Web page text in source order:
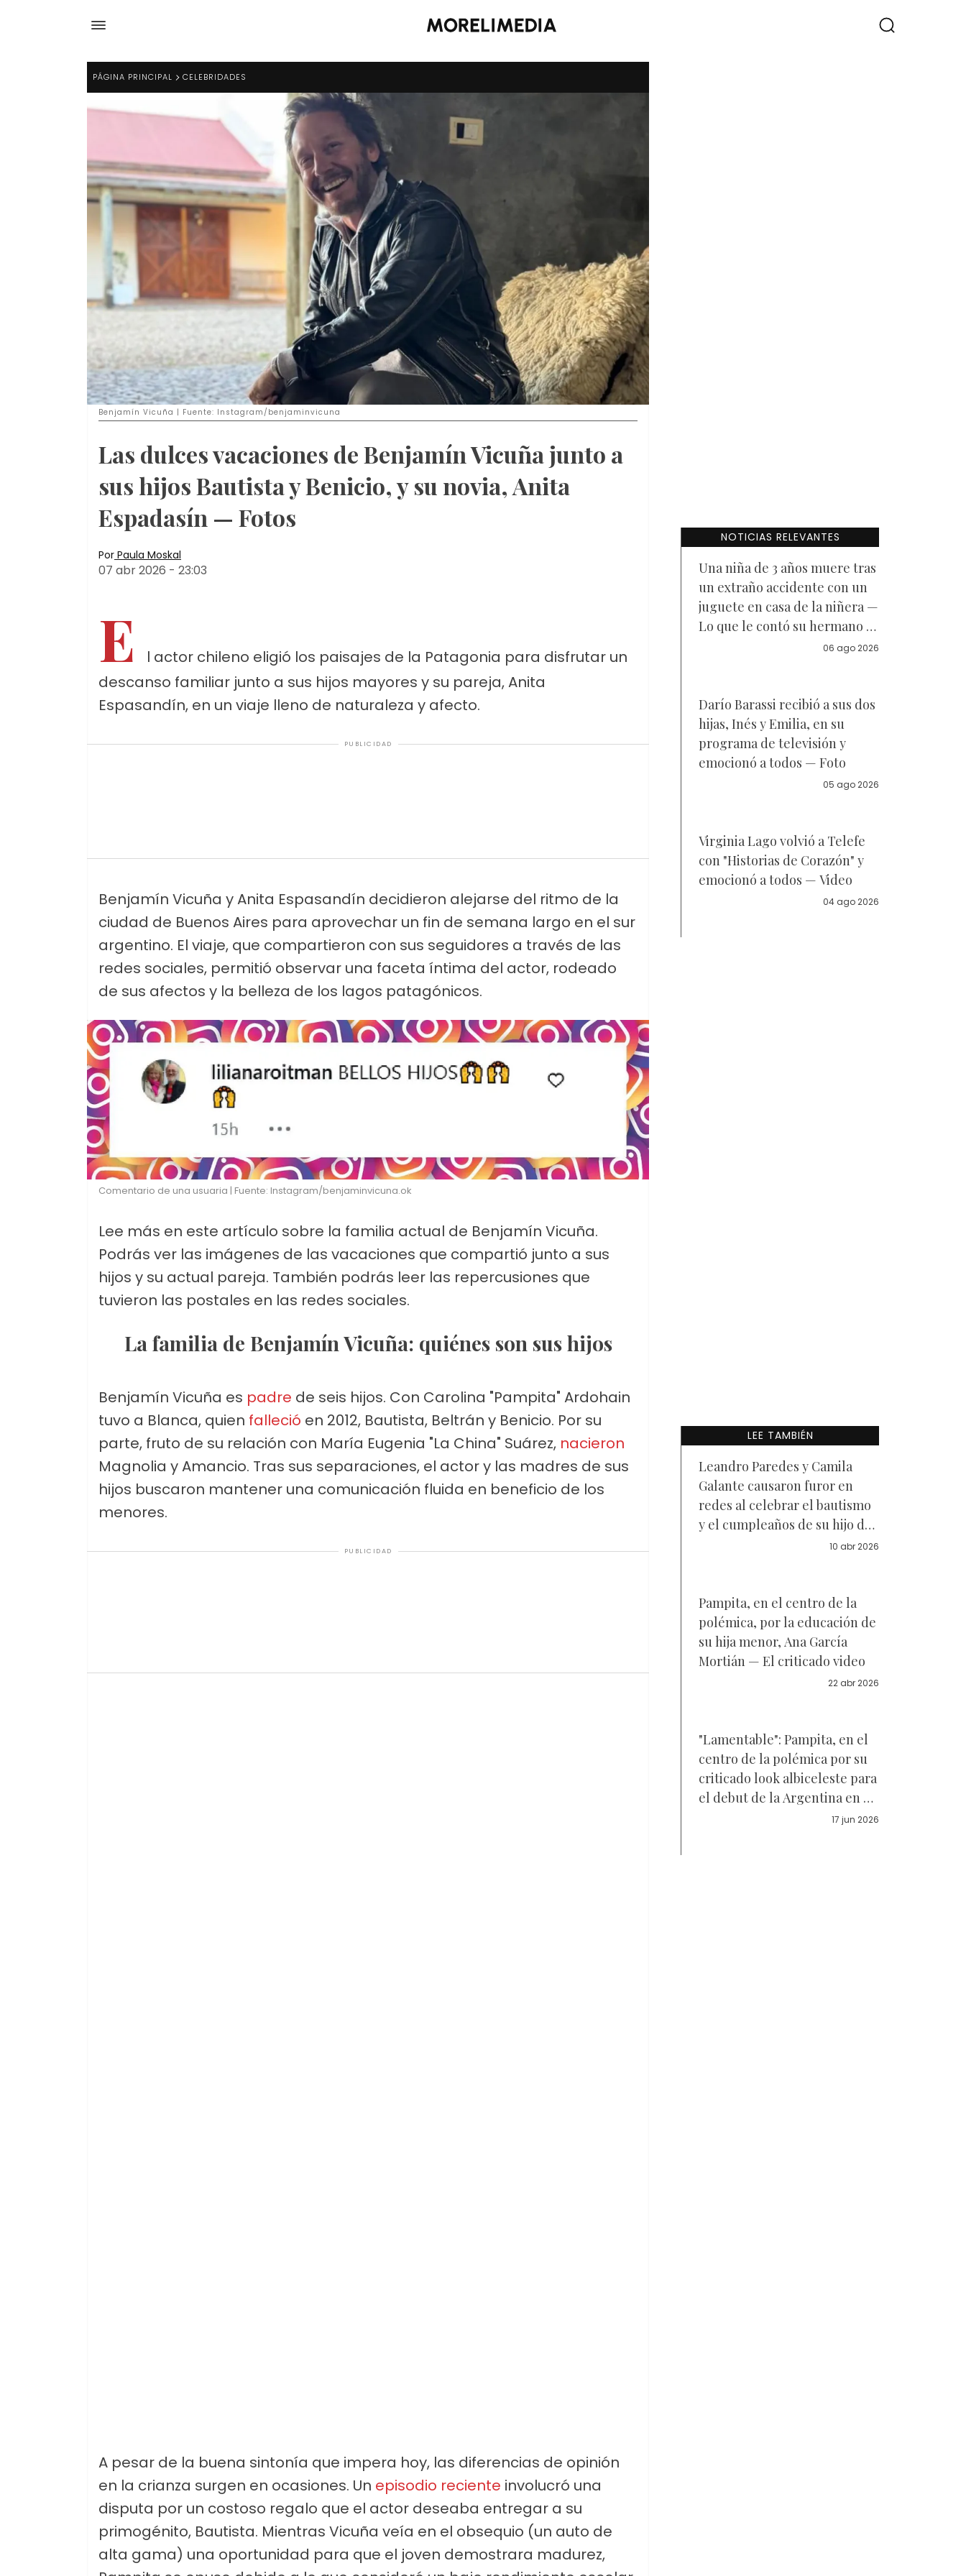
PÁGINA PRINCIPAL CELEBRIDADES
Benjamín Vicuña | Fuente: Instagram/benjaminvicuna
Las dulces vacaciones de Benjamín Vicuña junto a
sus hijos Bautista y Benicio, y su novia, Anita
Espadasín — Fotos
Por Paula Moskal
07 abr 2026 - 23:03
E
l actor chileno eligió los paisajes de la Patagonia para disfrutar un
descanso familiar junto a sus hijos mayores y su pareja, Anita
Espasandín, en un viaje lleno de naturaleza y afecto.
PUBLICIDAD
Benjamín Vicuña y Anita Espasandín decidieron alejarse del ritmo de la
ciudad de Buenos Aires para aprovechar un fin de semana largo en el sur
argentino. El viaje, que compartieron con sus seguidores a través de las
redes sociales, permitió observar una faceta íntima del actor, rodeado
de sus afectos y la belleza de los lagos patagónicos.
Comentario de una usuaria | Fuente: Instagram/benjaminvicuna.ok
Lee más en este artículo sobre la familia actual de Benjamín Vicuña.
Podrás ver las imágenes de las vacaciones que compartió junto a sus
hijos y su actual pareja. También podrás leer las repercusiones que
tuvieron las postales en las redes sociales.
La familia de Benjamín Vicuña: quiénes son sus hijos
Benjamín Vicuña es padre de seis hijos. Con Carolina "Pampita" Ardohain
tuvo a Blanca, quien falleció en 2012, Bautista, Beltrán y Benicio. Por su
parte, fruto de su relación con María Eugenia "La China" Suárez, nacieron
Magnolia y Amancio. Tras sus separaciones, el actor y las madres de sus
hijos buscaron mantener una comunicación fluida en beneficio de los
menores.
PUBLICIDAD
A pesar de la buena sintonía que impera hoy, las diferencias de opinión
en la crianza surgen en ocasiones. Un episodio reciente involucró una
disputa por un costoso regalo que el actor deseaba entregar a su
primogénito, Bautista. Mientras Vicuña veía en el obsequio (un auto de
alta gama) una oportunidad para que el joven demostrara madurez,
NOTICIAS RELEVANTES
Una niña de 3 años muere tras
un extraño accidente con un
juguete en casa de la niñera —
Lo que le contó su hermano a
06 ago 2026
Darío Barassi recibió a sus dos
hijas, Inés y Emilia, en su
programa de televisión y
emocionó a todos — Foto
05 ago 2026
Virginia Lago volvió a Telefe
con "Historias de Corazón" y
emocionó a todos — Video
04 ago 2026
LEE TAMBIÉN
Leandro Paredes y Camila
Galante causaron furor en
redes al celebrar el bautismo
y el cumpleaños de su hijo de
1 año, Lautaro — Fotos10 abr 2026
Pampita, en el centro de la
polémica, por la educación de
su hija menor, Ana García
Mortián — El criticado video
22 abr 2026
"Lamentable": Pampita, en el
centro de la polémica por su
criticado look albiceleste para
el debut de la Argentina en el
17 jun 2026